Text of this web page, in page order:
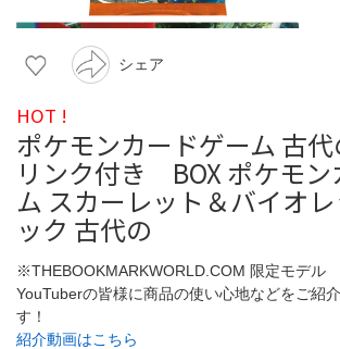
シェア
HOT !
ポケモンカードゲーム 古
リンク付き BOX ポケモン
ム スカーレット＆バイオ
ック 古代の
※THEBOOKMARKWORLD.COM 限定モデル
YouTuberの皆様に商品の使い心地などをご紹
す！
紹介動画はこちら